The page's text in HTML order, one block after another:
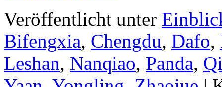
Veröffentlicht unter
Bifengxia, Chengdu, Dafo,
Leshan, Nanqiao, Panda,